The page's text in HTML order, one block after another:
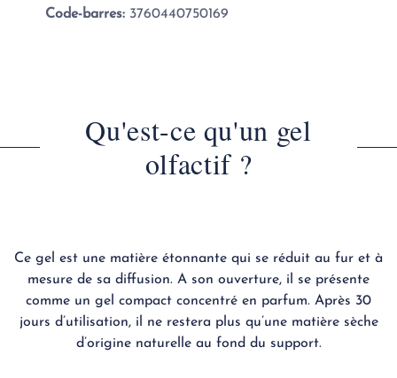
Code-barres: 3760440750169
Qu'est-ce qu'un gel
olfactif ?
Ce gel est une matière étonnante qui se réduit au fur et à
mesure de sa diffusion. A son ouverture, il se présente
comme un gel compact concentré en parfum. Après 30
jours d’utilisation, il ne restera plus qu’une matière sèche
d’origine naturelle au fond du support.